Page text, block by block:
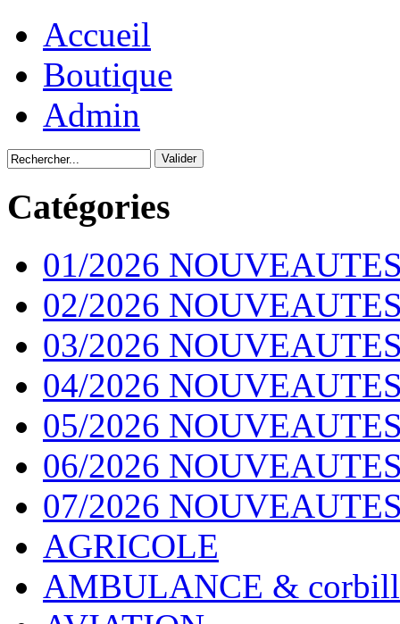
Accueil
Boutique
Admin
Catégories
01/2026
02/2026
03/2026
04/2026
05/2026
06/2026
07/2026
AGRICOLE
AMBULANCE &